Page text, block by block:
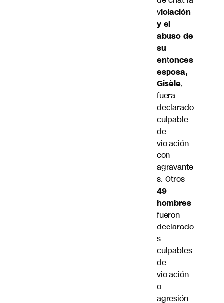
violación
y el
abuso de
su
entonces
esposa,
Gisèle,
fuera
declarado
culpable
de
violación
con
agravante
s. Otros
49
hombres
fueron
declarado
s
culpables
de
violación
o
agresión